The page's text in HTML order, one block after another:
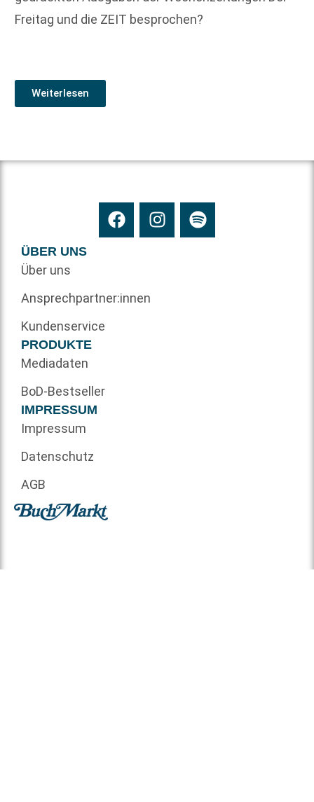
Freitag und die ZEIT besprochen?
Weiterlesen
ÜBER UNS
Über uns
Ansprechpartner:innen
Kundenservice
PRODUKTE
Mediadaten
BoD-Bestseller
IMPRESSUM
Impressum
Datenschutz
AGB